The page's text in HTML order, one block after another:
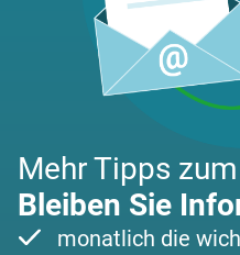
Mehr Tipps
Bleiben Sie
monatlich die